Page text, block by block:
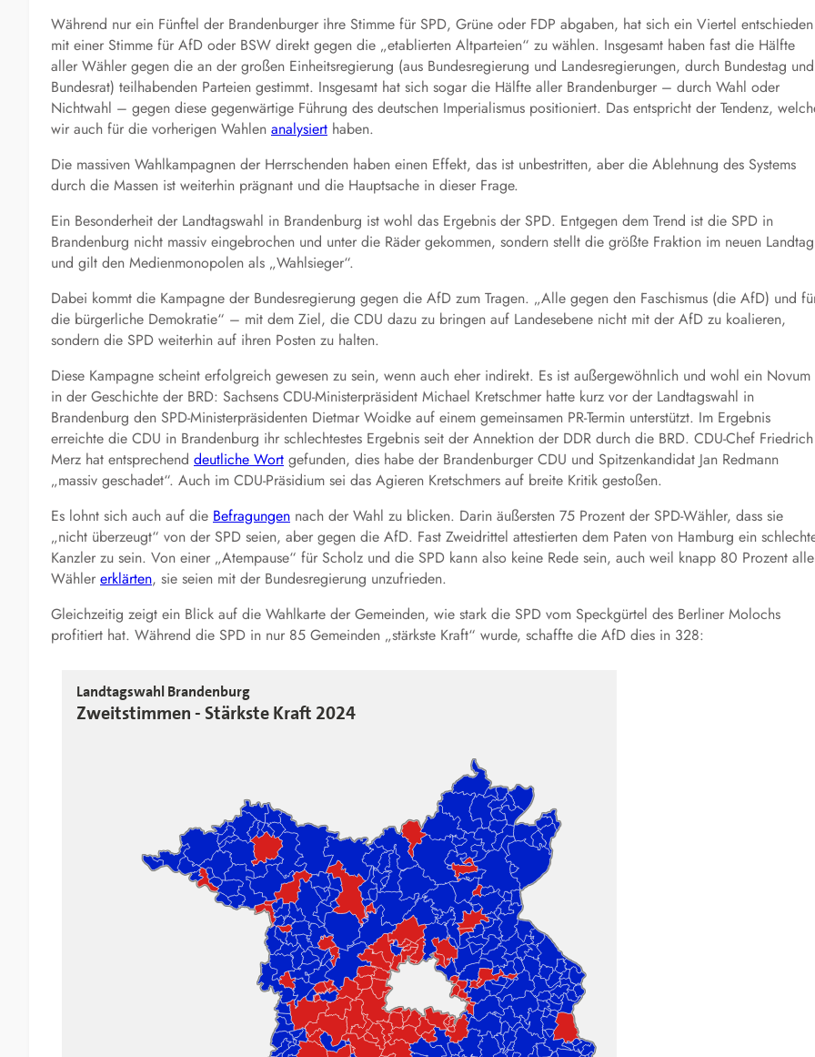
Während nur ein Fünftel der Brandenburger ihre Stimme für SPD, Grüne oder FDP abgaben, hat sich ein Viertel entschieden
mit einer Stimme für AfD oder BSW direkt gegen die „etablierten Altparteien“ zu wählen. Insgesamt haben fast die Hälfte
aller Wähler gegen die an der großen Einheitsregierung (aus Bundesregierung und Landesregierungen, durch Bundestag und
Bundesrat) teilhabenden Parteien gestimmt. Insgesamt hat sich sogar die Hälfte aller Brandenburger – durch Wahl oder
Nichtwahl – gegen diese gegenwärtige Führung des deutschen Imperialismus positioniert. Das entspricht der Tendenz,
wir auch für die vorherigen Wahlen analysiert haben.
Die massiven Wahlkampagnen der Herrschenden haben einen Effekt, das ist unbestritten, aber die Ablehnung des Systems
durch die Massen ist weiterhin prägnant und die Hauptsache in dieser Frage.
Ein Besonderheit der Landtagswahl in Brandenburg ist wohl das Ergebnis der SPD. Entgegen dem Trend ist die SPD in
Brandenburg nicht massiv eingebrochen und unter die Räder gekommen, sondern stellt die größte Fraktion im neuen Landtag
und gilt den Medienmonopolen als „Wahlsieger“.
Dabei kommt die Kampagne der Bundesregierung gegen die AfD zum Tragen. „Alle gegen den Faschismus (die AfD) und
die bürgerliche Demokratie“ – mit dem Ziel, die CDU dazu zu bringen auf Landesebene nicht mit der AfD zu koalieren,
sondern die SPD weiterhin auf ihren Posten zu halten.
Diese Kampagne scheint erfolgreich gewesen zu sein, wenn auch eher indirekt. Es ist außergewöhnlich und wohl ein Novum
in der Geschichte der BRD: Sachsens CDU-Ministerpräsident Michael Kretschmer hatte kurz vor der Landtagswahl in
Brandenburg den SPD-Ministerpräsidenten Dietmar Woidke auf einem gemeinsamen PR-Termin unterstützt. Im Ergebnis
erreichte die CDU in Brandenburg ihr schlechtestes Ergebnis seit der Annektion der DDR durch die BRD. CDU-Chef Friedrich
Merz hat entsprechend deutliche Wort gefunden, dies habe der Brandenburger CDU und Spitzenkandidat Jan Redmann
„massiv geschadet“. Auch im CDU-Präsidium sei das Agieren Kretschmers auf breite Kritik gestoßen.
Es lohnt sich auch auf die Befragungen nach der Wahl zu blicken. Darin äußersten 75 Prozent der SPD-Wähler, dass sie
„nicht überzeugt“ von der SPD seien, aber gegen die AfD. Fast Zweidrittel attestierten dem Paten von Hamburg ein
Kanzler zu sein. Von einer „Atempause“ für Scholz und die SPD kann also keine Rede sein, auch weil knapp 80 Prozent
Wähler erklärten, sie seien mit der Bundesregierung unzufrieden.
Gleichzeitig zeigt ein Blick auf die Wahlkarte der Gemeinden, wie stark die SPD vom Speckgürtel des Berliner Molochs
profitiert hat. Während die SPD in nur 85 Gemeinden „stärkste Kraft“ wurde, schaffte die AfD dies in 328: